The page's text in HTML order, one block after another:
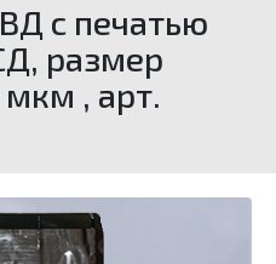
с печатью
размер
, арт.